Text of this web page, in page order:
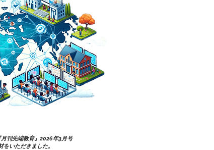
月刊先端教育』2026年3月号
いただきました。